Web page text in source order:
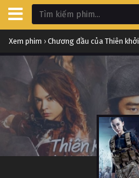
Xem phim › Chương đầu của Thiên khởi